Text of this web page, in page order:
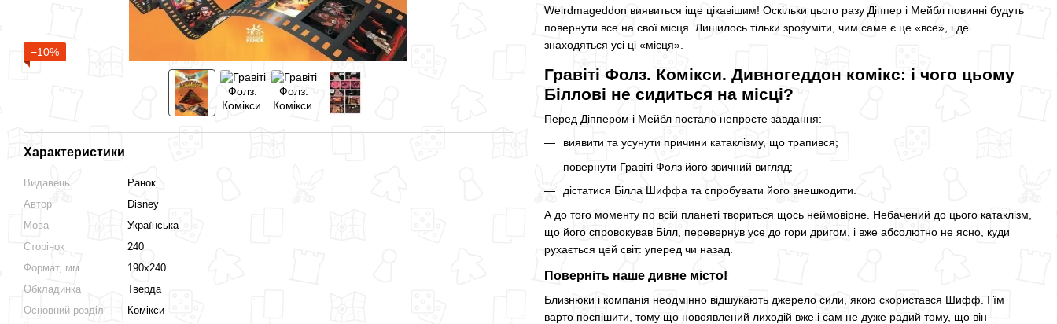
−10%
Характеристики
Видавець
Ранок
Автор
Disney
Мова
Українська
Сторінок
240
Формат, мм
190х240
Обкладинка
Тверда
Основний розділ
Комікси
Weirdmageddon виявиться іще цікавішим! Оскільки цього разу Діппер і Мейбл повинні будуть
повернути все на свої місця. Лишилось тільки зрозуміти, чим саме є це «все», і де
знаходяться усі ці «місця».
Гравіті Фолз. Комікси. Дивногеддон комікс: і чого цьому
Біллові не сидиться на місці?
Перед Діппером і Мейбл постало непросте завдання:
виявити та усунути причини катаклізму, що трапився;
повернути Гравіті Фолз його звичний вигляд;
дістатися Білла Шиффа та спробувати його знешкодити.
А до того моменту по всій планеті твориться щось неймовірне. Небачений до цього катаклізм,
що його спровокував Білл, перевернув усе до гори дригом, і вже абсолютно не ясно, куди
рухається цей світ: уперед чи назад.
Поверніть наше дивне місто!
Близнюки і компанія неодмінно відшукають джерело сили, якою скористався Шифф. І їм
варто поспішити, тому що новоявлений лиходій вже і сам не дуже радий тому, що він